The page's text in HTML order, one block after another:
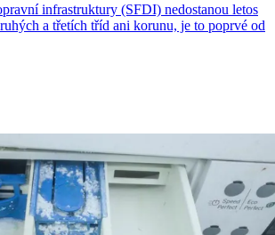
infrastruktury (SFDI) nedostanou letos
a třetích tříd ani korunu, je to poprvé od